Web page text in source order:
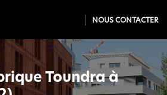
NOUS CONTACTER
Toundra à